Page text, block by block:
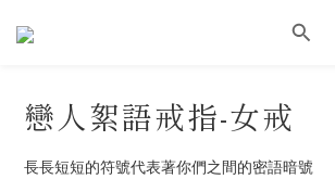
戀人絮語戒指-女戒
長長短短的符號代表著你們之間的密語暗號